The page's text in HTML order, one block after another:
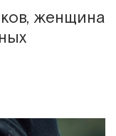
женщина